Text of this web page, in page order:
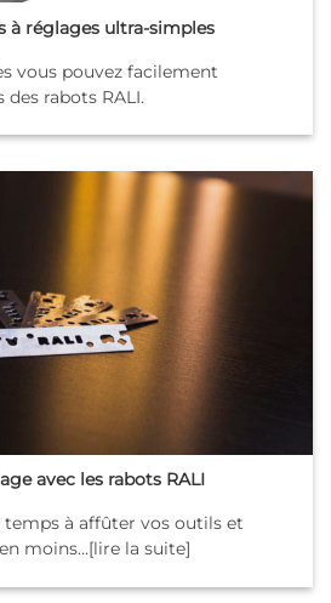
à réglages ultra-simples
vous pouvez facilement
rabots RALI.
avec les rabots RALI
temps à affûter vos outils et
moins...[lire la suite]